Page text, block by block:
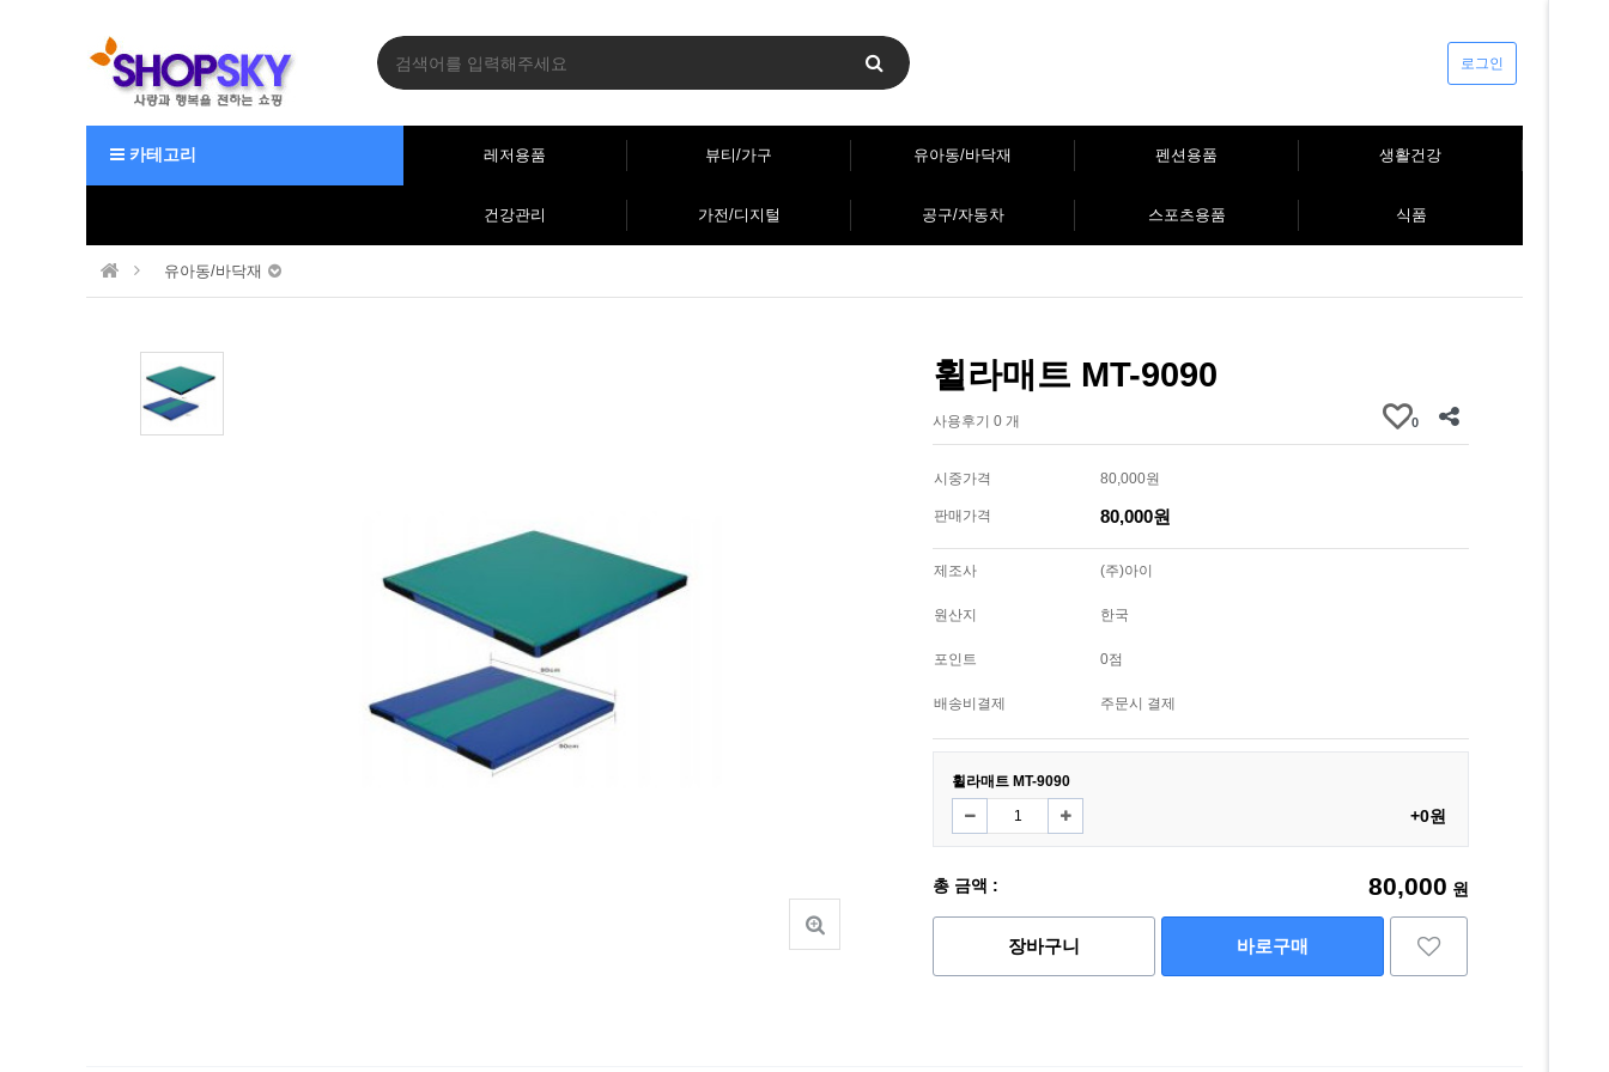
로그인
카테고리 레저용품 뷰티/가구 유아동/바닥재 펜션용품 생활건강
건강관리 가전/디지털 공구/자동차 스포츠용품 식품
유아동/바닥재
휠라매트 MT-9090
사용후기 0 개 0
시중가격 80,000원
판매가격 80,000원
제조사 (주)아이
원산지 한국
포인트 0점
배송비결제 주문시 결제
휠라매트 MT-9090
+0원
총 금액 : 80,000 원
장바구니 바로구매